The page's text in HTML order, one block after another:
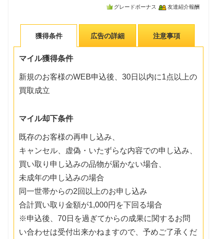
グレードボーナス 友達紹介報酬
獲得条件 広告の詳細 注意事項
マイル獲得条件
新規のお客様のWEB申込後、30日以内に1点以上の
買取成立
マイル却下条件
既存のお客様の再申し込み、
キャンセル、虚偽・いたずらな内容での申し込み、
買い取り申し込みの品物が届かない場合、
未成年の申し込みの場合
同一世帯からの2回以上のお申し込み
合計買い取り金額が1,000円を下回る場合
※申込後、70日を過ぎてからの成果に関するお問
い合わせは受付出来かねますので、予めご了承くだ